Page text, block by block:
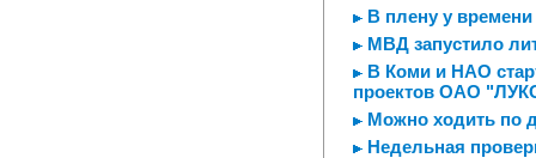
В плену у времени
МВД запустило
В Коми и НАО
проектов ОАО
Можно ходить по
Недельная